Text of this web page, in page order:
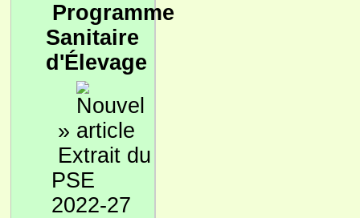
Programme
Sanitaire
d'Élevage
»
Extrait du
PSE
2022-27